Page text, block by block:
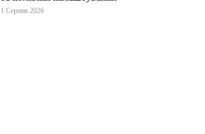
1 Серпня 2026